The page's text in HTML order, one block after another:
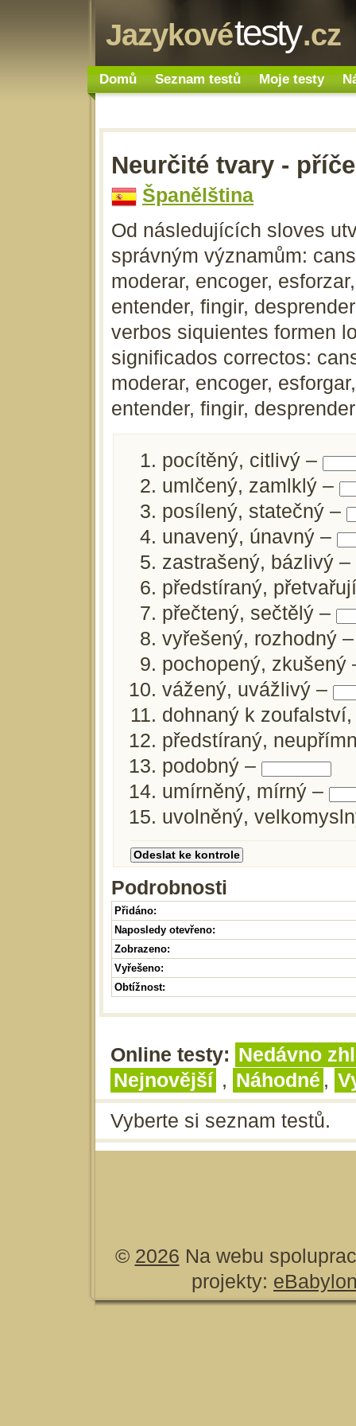
Jazykovétesty.cz
Domů Seznam testů Moje testy
Neurčité tvary -
Španělština
Od následujících sloves
správným významům:
moderar, encoger,
entender, fingir,
verbos siquientes formen
significados correctos:
moderar, encoger,
entender, fingir,
pocítěný, citlivý –
umlčený, zamlklý –
posílený, statečný –
unavený, únavný –
zastrašený, bázlivý –
předstíraný,
přečtený, sečtělý –
vyřešený, rozhodný
pochopený, zkušený
vážený, uvážlivý –
dohnaný k
předstíraný,
podobný –
umírněný, mírný –
uvolněný,
Podrobnosti
Přidáno:
Naposledy otevřeno:
Zobrazeno:
Vyřešeno:
Obtížnost:
Online testy: Nedávno
Nejnovější , Náhodné ,
Vyberte si seznam testů.
© 2026 Na webu
projekty: